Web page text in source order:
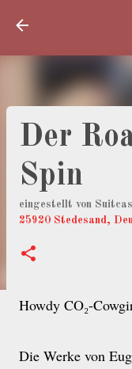
Der
Spin
eingestellt von
25920 Stedesand,
Howdy CO₂-
Die Werke von